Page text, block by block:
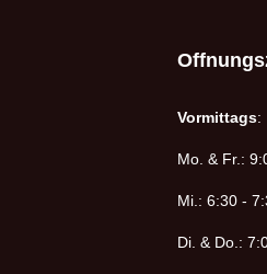
Vormittags:
Mo. & Fr.:
Mi.: 6:30 -
Di. & Do.: